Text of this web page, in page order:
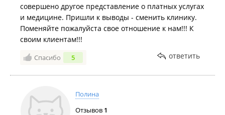
прекрасной! СПАСИБО!
Недостатки: Нет
совершено другое представление о платных услугах
и медицине. Пришли к выводы - сменить клинику.
Поменяйте пожалуйста свое отношение к нам!!! К
своим клиентам!!!
Спасибо 5 ответить
Полина
Отзывов 1